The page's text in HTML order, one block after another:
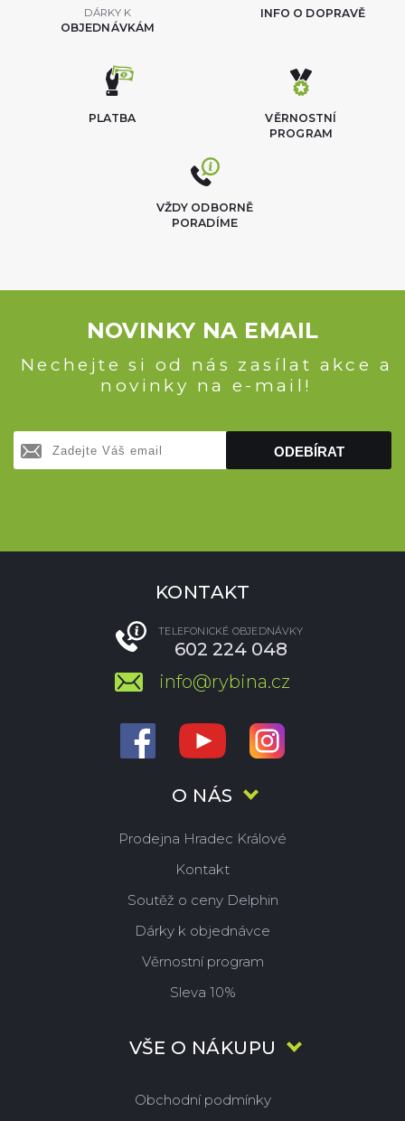
DÁRKY K
OBJEDNÁVKÁM
INFO O DOPRAVĚ
VĚRNOSTNÍ
PROGRAM
PLATBA
VŽDY ODBORNĚ
PORADÍME
NOVINKY NA EMAIL
Nechejte si od nás zasílat akce a
novinky na e-mail!
ODEBÍRAT
O NÁS
Prodejna Hradec Králové
Kontakt
Soutěž o ceny Delphin
Dárky k objednávce
Věrnostní program
Sleva 10%
VŠE O NÁKUPU
Obchodní podmínky
KONTAKT
TELEFONICKÉ OBJEDNÁVKY
602 224 048
info@rybina.cz